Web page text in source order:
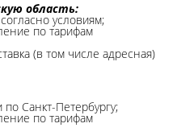
область:
условиям;
по тарифам
(в том числе адресная)
Санкт-Петербургу;
по тарифам